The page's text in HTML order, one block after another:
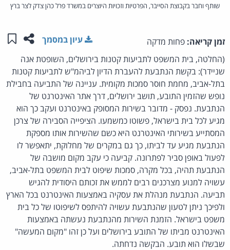
שותף וחבר בקבוצת הסייבר, הפרטיות וזכויות היוצרים במשרד פרל כהן צדק לצר ברץ
זמן קריאה: פחות מדקה שתפו
עיון במסמך
(החלטה, בית המשפט לתביעות קטנות בירושלים, השופטת אנה
שניידר): בקשת הנתבעת להעברת הדיון לביהמ"ש לתביעות קטנות
בתל-אביב, מחמת חוסר סמכות מקומית. עניינה של התביעה בחבילת
נופש שהזמין התובע, תושב ירושלים, דרך אתר האינטרנט של
הנתבעת. נפסק - מדובר בשירות המסופק באינטרנט ועקב כך הוא
מגיע לכל בית בישראל, פשוטו כמשמעו. הציפייה הסבירה של צרכן
המסתייע בשירותי האינטרנט היא כשם שהשירות אותו מספקת
הנתבעת מגיע עד לביתו, כך גם במקרים של מחלוקת, יתאפשר לו
לפעול באופן סביר לפתרונה. קביעה כי עקב מקום מושבה של
הנתבעת תהיה, בכל מקרה, סמכות שיפוט לבית המשפט בתל-אביב,
עשויה למנוע מצרכנים רבים לממש את זכותם היסודית להגיש
תביעה. הנתבעת מנהלת את עסקיה באמצעות האינטרנט בכל הארץ
ולפיכך ניתן לטעון שהנתבעת עשויה להיתפס לשיפוטו של כל בית
משפט בישראל. הזמנת השירות מהנתבעת נעשתה באמצעות
האינטרנט מביתו של התובע בירושלים ועל כן זהו "מקום המעשה"
שבשלו הוא תובע. הבקשה נדחתה.